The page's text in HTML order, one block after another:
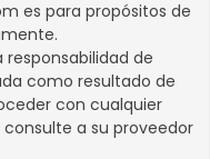
es para propósitos de
responsabilidad de
como resultado de
con cualquier
a su proveedor